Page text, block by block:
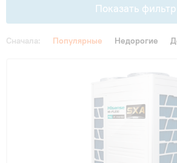
Акции
Показать фильтр
Сначала: Популярные Недорогие